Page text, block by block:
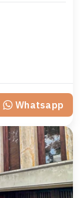
Whatsapp